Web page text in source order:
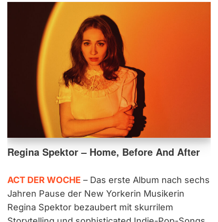
Regina Spektor – Home, Before And After
ACT DER WOCHE – Das erste Album nach sechs
Jahren Pause der New Yorkerin Musikerin
Regina Spektor bezaubert mit skurrilem